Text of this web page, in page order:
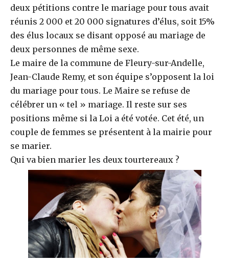
deux pétitions contre le mariage pour tous avait
réunis 2 000 et 20 000 signatures d’élus, soit 15%
des élus locaux se disant opposé au mariage de
deux personnes de même sexe.
Le maire de la commune de Fleury-sur-Andelle,
Jean-Claude Remy, et son équipe s’opposent la loi
du mariage pour tous. Le Maire se refuse de
célébrer un « tel » mariage. Il reste sur ses
positions même si la Loi a été votée. Cet été, un
couple de femmes se présentent à la mairie pour
se marier.
Qui va bien marier les deux tourtereaux ?